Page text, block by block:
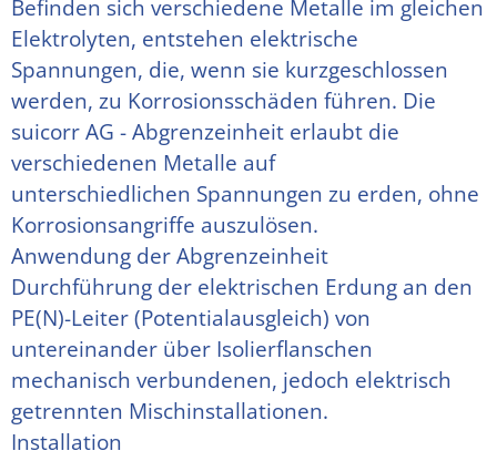
Befinden sich verschiedene Metalle im gleichen
Elektrolyten, entstehen elektrische
Spannungen, die, wenn sie kurzgeschlossen
werden, zu Korrosionsschäden führen. Die
suicorr AG - Abgrenzeinheit erlaubt die
verschiedenen Metalle auf
unterschiedlichen Spannungen zu erden, ohne
Korrosionsangriffe auszulösen.
Anwendung der Abgrenzeinheit
Durchführung der elektrischen Erdung an den
PE(N)-Leiter (Potentialausgleich) von
untereinander über Isolierflanschen
mechanisch verbundenen, jedoch elektrisch
getrennten Mischinstallationen.
Installation